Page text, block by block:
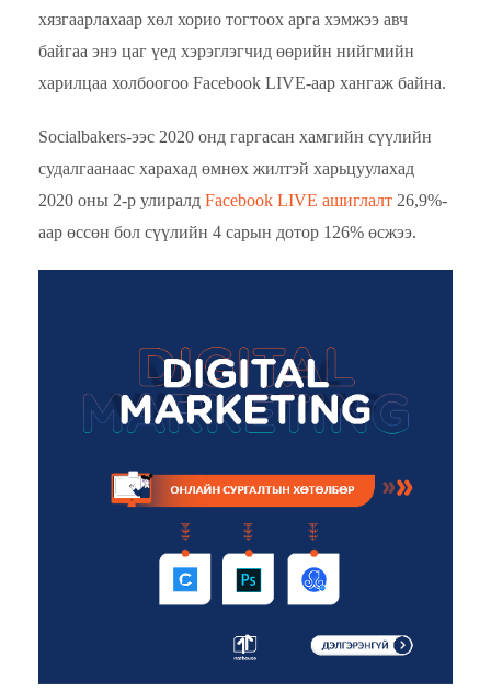
хязгаарлахаар хөл хорио тогтоох арга хэмжээ авч
байгаа энэ цаг үед хэрэглэгчид өөрийн нийгмийн
харилцаа холбоогоо Facebook LIVE-аар хангаж байна.
Socialbakers-ээс 2020 онд гаргасан хамгийн сүүлийн
судалгаанаас харахад өмнөх жилтэй харьцуулахад
2020 оны 2-р улиралд Facebook LIVE ашиглалт 26,9%-
аар өссөн бол сүүлийн 4 сарын дотор 126% өсжээ.